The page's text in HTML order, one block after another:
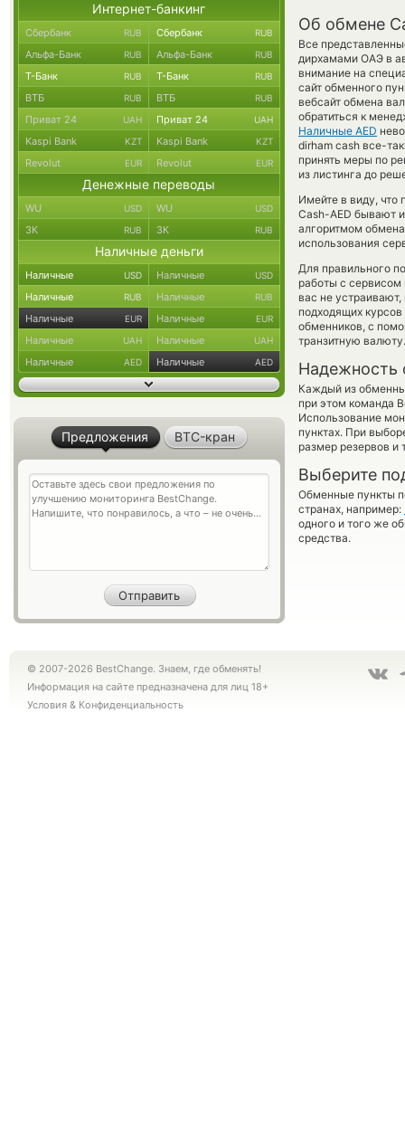
Об обмене
Все
дирхамами ОАЭ в
внимание на
сайт обменного
вебсайт обмена
обратиться к
Наличные AED
dirham cash все-
принять меры по
из листинга до
Имейте в виду, что
Cash-AED бывают
алгоритмом
использования
Для правильного
работы с
вас не
подходящих
обменников, с
транзитную валюту.
Надежность
Каждый из
при этом команда
Использование
пунктах. При
размер резервов и
Выберите
Обменные пункты
странах, например:
одного и того же
средства.
Интернет-банкинг
Сбербанк RUB Сбербанк RUB
Альфа-Банк RUB Альфа-Банк RUB
Т-Банк RUB Т-Банк RUB
ВТБ RUB ВТБ RUB
Приват 24 UAH Приват 24 UAH
Kaspi Bank KZT Kaspi Bank KZT
Revolut EUR Revolut EUR
Денежные переводы
WU USD WU USD
ЗК RUB ЗК RUB
Наличные деньги
Наличные USD Наличные USD
Наличные RUB Наличные RUB
Наличные EUR Наличные EUR
Наличные UAH Наличные UAH
Наличные AED Наличные AED
Предложения BTC-кран
© 2007-2026 BestChange. Знаем, где обменять!
Информация на сайте предназначена для лиц 18+
Условия & Конфиденциальность